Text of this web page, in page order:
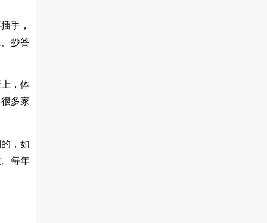
手，
抄答
，体
多家
，如
每年